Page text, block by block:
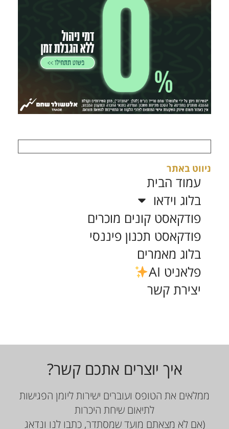
ניווט באתר
עמוד הבית
בלוג וידאו
פודקאסט קונים מוכרים
פודקאסט תכנון פיננסי
בלוג מאמרים
פלאניט AI
יצירת קשר
איך יוצרים אתכם קשר?
ממלאים את הטופס ועוברים ישירות ליומן הפגישות
לתיאום שיחת היכרות
(אם לא מצאתם מועד שמסתדר, כתבו לנו ונדאג